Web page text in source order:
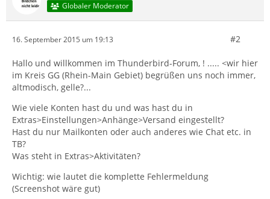
Globaler Moderator
16. September 2015 um 19:13 #2
Hallo und willkommen im Thunderbird-Forum, ! ..... <wir hier
im Kreis GG (Rhein-Main Gebiet) begrüßen uns noch immer,
altmodisch, gelle?...
Wie viele Konten hast du und was hast du in
Extras>Einstellungen>Anhänge>Versand eingestellt?
Hast du nur Mailkonten oder auch anderes wie Chat etc. in
TB?
Was steht in Extras>Aktivitäten?
Wichtig: wie lautet die komplette Fehlermeldung
(Screenshot wäre gut)